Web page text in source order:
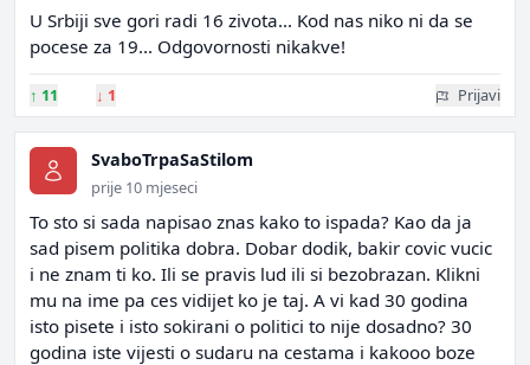
U Srbiji sve gori radi 16 zivota... Kod nas niko ni da se
pocese za 19... Odgovornosti nikakve!
↑ 11 ↓ 1 Prijavi
SvaboTrpaSaStilom
prije 10 mjeseci
To sto si sada napisao znas kako to ispada? Kao da ja
sad pisem politika dobra. Dobar dodik, bakir covic vucic
i ne znam ti ko. Ili se pravis lud ili si bezobrazan. Klikni
mu na ime pa ces vidijet ko je taj. A vi kad 30 godina
isto pisete i isto sokirani o politici to nije dosadno? 30
godina iste vijesti o sudaru na cestama i kakooo boze